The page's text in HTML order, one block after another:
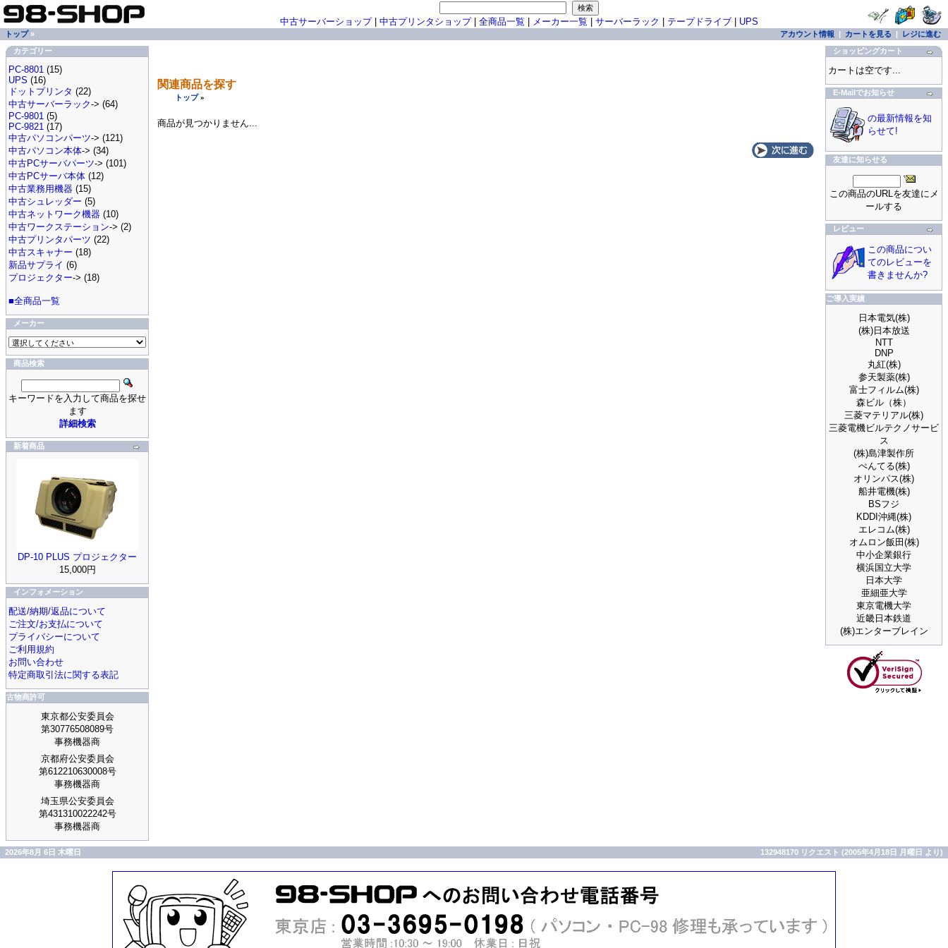
関連商品を探す
トップ»
商品が見つかりません...
中古サーバーショップ| 中古プリンタショップ| 全商品一覧 メーカー一覧 サーバーラック テープドライブ| UPS
トップ» アカウント情報 | カートを見る | レジに進む
カテゴリー
PC-8801 (15)
UPS (16)
ドットプリンタ (22)
中古サーバーラック-> (64)
PC-9801 (5)
PC-9821 (17)
中古パソコンパーツ-> (121)
中古パソコン本体-> (34)
中古PCサーバパーツ-> (101)
中古PCサーバ本体 (12)
中古業務用機器 (15)
中古シュレッダー (5)
中古ネットワーク機器 (10)
中古ワークステーション-> (2)
中古プリンタパーツ (22)
中古スキャナー (18)
新品サプライ (6)
プロジェクター-> (18)
■全商品一覧
メーカー
商品検索
キーワードを入力して商品を探せ
ます
詳細検索
新着商品
DP-10 PLUS プロジェクター
15,000円
インフォメーション
配送/納期/返品について
ご注文/お支払について
プライバシーについて
ご利用規約
お問い合わせ
特定商取引法に関する表記
古物商許可
東京都公安委員会
第30776508089号
事務機器商
京都府公安委員会
第612210630008号
事務機器商
埼玉県公安委員会
第431310022242号
事務機器商
ショッピングカート
カートは空です...
E-Mailでお知らせ
の最新情報を知
らせて!
友達に知らせる
この商品のURLを友達にメ
ールする
レビュー
この商品につい
てのレビューを
書きませんか?
ご導入実績
日本電気(株)
(株)日本放送
NTT
DNP
丸紅(株)
参天製薬(株)
富士フィルム(株)
森ビル（株）
三菱マテリアル(株)
三菱電機ビルテクノサービ
ス
(株)島津製作所
ぺんてる(株)
オリンパス(株)
船井電機(株)
BSフジ
KDDI沖縄(株)
エレコム(株)
オムロン飯田(株)
中小企業銀行
横浜国立大学
日本大学
亜細亜大学
東京電機大学
近畿日本鉄道
(株)エンターブレイン
2026年8月 6日 木曜日 132948170 リクエスト (2005年4月18日 月曜日 より)